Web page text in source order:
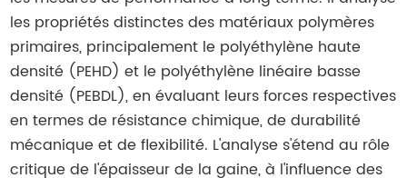
les propriétés distinctes des matériaux polymères
primaires, principalement le polyéthylène haute
densité (PEHD) et le polyéthylène linéaire basse
densité (PEBDL), en évaluant leurs forces respectives
en termes de résistance chimique, de durabilité
mécanique et de flexibilité. L'analyse s'étend au rôle
critique de l'épaisseur de la gaine, à l'influence des